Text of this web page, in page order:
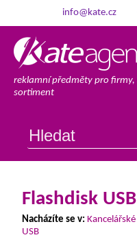
info@kate.cz
reklamní předměty pro firmy,
sortiment
Flashdisk
Nacházíte se v:
USB